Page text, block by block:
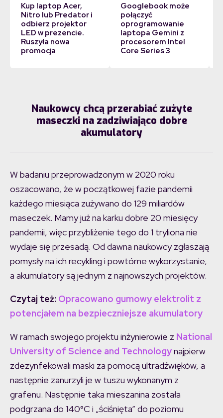
Kup laptop Acer,
Nitro lub Predator i
odbierz projektor
LED w prezencie.
Ruszyła nowa
promocja
Googlebook może
połączyć
oprogramowanie
laptopa Gemini z
procesorem Intel
Core Series 3
Naukowcy chcą przerabiać zużyte
maseczki na zadziwiająco dobre
akumulatory
W badaniu przeprowadzonym w 2020 roku
oszacowano, że w początkowej fazie pandemii
każdego miesiąca zużywano do 129 miliardów
maseczek. Mamy już na karku dobre 20 miesięcy
pandemii, więc przybliżenie tego do 1 tryliona nie
wydaje się przesadą. Od dawna naukowcy zgłaszają
pomysły na ich recykling i powtórne wykorzystanie,
a akumulatory są jednym z najnowszych projektów.
Czytaj też: Opracowano gumowy elektrolit z
potencjałem na bezpieczniejsze akumulatory
W ramach swojego projektu inżynierowie z National
University of Science and Technologynajpierw
zdezynfekowali maski za pomocą ultradźwięków, a
następnie zanurzyli je w tuszu wykonanym z
grafenu. Następnie taka mieszanina została
podgrzana do 140°C i „ściśnięta” do poziomu